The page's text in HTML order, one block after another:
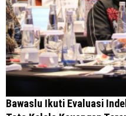
Bawaslu Ikuti Evaluasi